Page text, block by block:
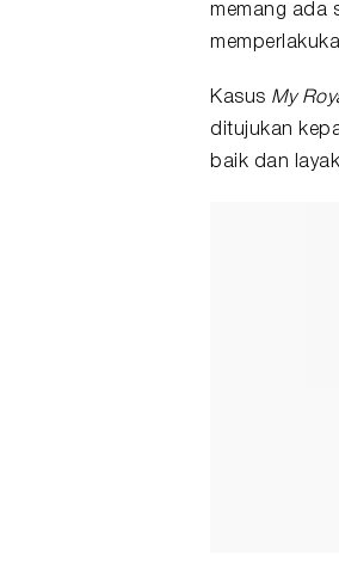
memang ada
Kasus My
ditujukan
baik dan